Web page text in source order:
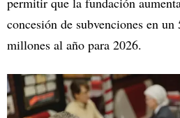
concesión de subvenciones en
millones al año para 2026.